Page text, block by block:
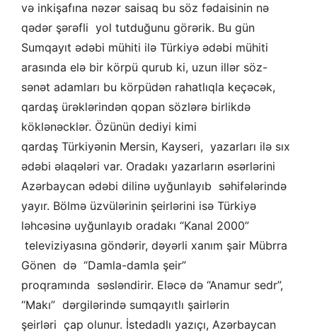
və inkişafına nəzər saisaq bu söz fədaisinin nə
qədər şərəfli yol tutduğunu görərik. Bu gün
Sumqayıt ədəbi mühiti ilə Türkiyə ədəbi mühiti
arasında elə bir körpü qurub ki, uzun illər söz-
sənət adamları bu körpüdən rahatlıqla keçəcək,
qardaş ürəklərindən qopan sözlərə birlikdə
köklənəcklər. Özünün dediyi kimi
qardaş Türkiyənin Mersin, Kayseri, yazarları ilə sıx
ədəbi əlaqələri var. Oradakı yazarların əsərlərini
Azərbaycan ədəbi dilinə uyğunlayıb səhifələrində
yayır. Bölmə üzvülərinin şeirlərini isə Türkiyə
ləhcəsinə uyğunlayıb oradakı “Kanal 2000”
televiziyasına göndərir, dəyərli xanım şair Mübrra
Gönen də “Damla-damla şeir”
proqramında səsləndirir. Eləcə də “Anamur sedr”,
“Makı” dərgilərində sumqayıtlı şairlərin
şeirləri çap olunur. İstedadlı yazıçı, Azərbaycan